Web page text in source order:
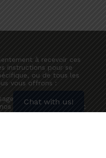
à recevoir ces
instructions pour se
ou de tous les
vous offrons :
de motivation,
messages textes avec
Chat with us!